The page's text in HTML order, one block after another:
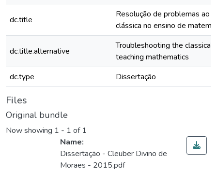
dc.title
Resolução de problemas ao
clássica no ensino de
dc.title.alternative
Troubleshooting the classical
teaching mathematics
dc.type
Dissertação
Files
Original bundle
Now showing 1 - 1 of 1
Name:
Dissertação - Cleuber Divino de
Moraes - 2015.pdf